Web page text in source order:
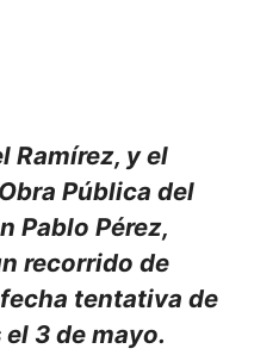
Ramírez, y el
Pública del
Pablo Pérez,
recorrido de
tentativa de
3 de mayo.